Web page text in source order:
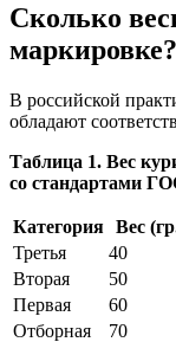
Сколько
маркировке?
В российской
обладают
Таблица 1. Вес
со стандартами
Категория Вес
Третья
40
Вторая
50
Первая
60
Отборная
70